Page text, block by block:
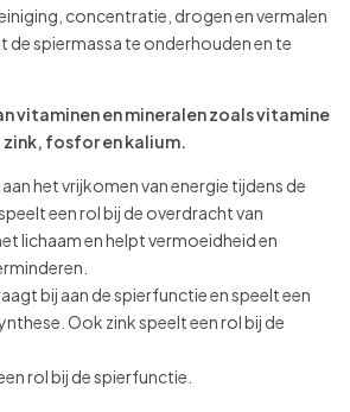
concentratie, drogen en vermalen
de spiermassa te onderhouden en te
vitaminen en mineralen zoals vitamine
zink, fosfor en kalium.
het vrijkomen van energie tijdens de
een rol bij de overdracht van
lichaam en helpt vermoeidheid en
​​bij aan de spierfunctie en speelt een
Ook zink speelt een rol bij de
rol bij de spierfunctie.